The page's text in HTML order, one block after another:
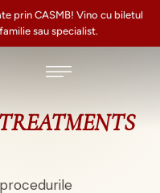
prin CASMB! Vino cu biletul
sau specialist.
TREATMENTS